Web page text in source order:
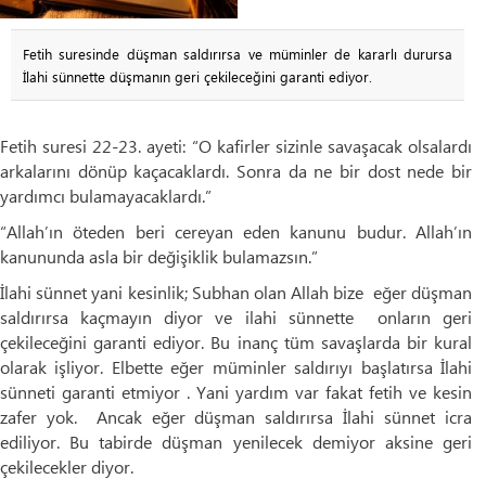
Fetih suresinde düşman saldırırsa ve müminler de kararlı durursa
İlahi sünnette düşmanın geri çekileceğini garanti ediyor.
Fetih suresi 22-23. ayeti: “O kafirler sizinle savaşacak olsalardı
arkalarını dönüp kaçacaklardı. Sonra da ne bir dost nede bir
yardımcı bulamayacaklardı.”
“Allah’ın öteden beri cereyan eden kanunu budur. Allah’ın
kanununda asla bir değişiklik bulamazsın.”
İlahi sünnet yani kesinlik; Subhan olan Allah bize eğer düşman
saldırırsa kaçmayın diyor ve ilahi sünnette onların geri
çekileceğini garanti ediyor. Bu inanç tüm savaşlarda bir kural
olarak işliyor. Elbette eğer müminler saldırıyı başlatırsa İlahi
sünneti garanti etmiyor . Yani yardım var fakat fetih ve kesin
zafer yok. Ancak eğer düşman saldırırsa İlahi sünnet icra
ediliyor. Bu tabirde düşman yenilecek demiyor aksine geri
çekilecekler diyor.